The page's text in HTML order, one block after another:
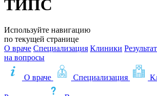
ТИПС
Используйте навигацию
по текущей странице
О враче Специализация Клиники
на вопросы
О враче Специализация